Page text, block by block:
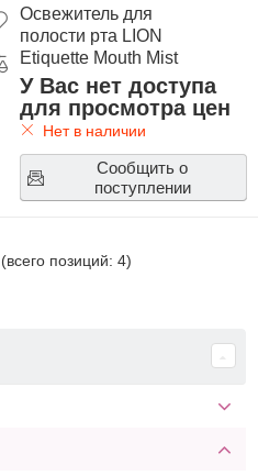
Освежитель для
полости рта LION
Etiquette Mouth Mist
У Вас нет доступа
для просмотра цен
Нет в наличии
Сообщить о
поступлении
(всего позиций: 4)